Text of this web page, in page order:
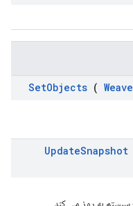
SetObjects ( Weave
UpdateSnapshot